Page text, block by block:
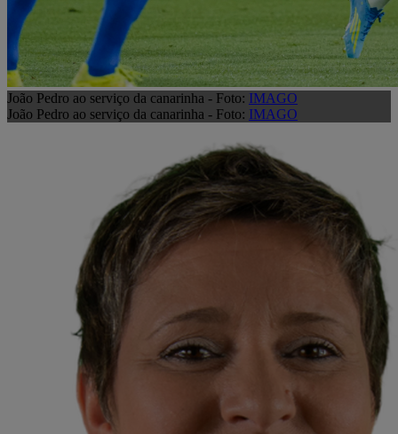
João Pedro ao serviço da canarinha - Foto: IMAGO
João Pedro ao serviço da canarinha - Foto: IMAGO